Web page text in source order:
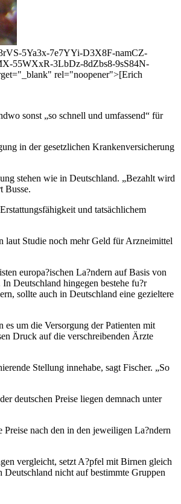
5Ya3x-7e7YYi-D3X8F-namCZ-
55WXxR-3LbDz-8dZbs8-9sS84N-
rel="noopener">[Erich
sonst „so schnell und umfassend“ für
in der gesetzlichen Krankenversicherung
stehen wie in Deutschland. „Bezahlt wird
Busse.
und tatsächlichem
laut Studie noch mehr Geld für Arzneimittel
europa?ischen La?ndern auf Basis von
Deutschland hingegen bestehe fu?r
sollte auch in Deutschland eine gezieltere
um die Versorgung der Patienten mit
Druck auf die verschreibenden Ärzte
Stellung innehabe, sagt Fischer. „So
deutschen Preise liegen demnach unter
nach den in den jeweiligen La?ndern
vergleicht, setzt A?pfel mit Birnen gleich
nicht auf bestimmte Gruppen